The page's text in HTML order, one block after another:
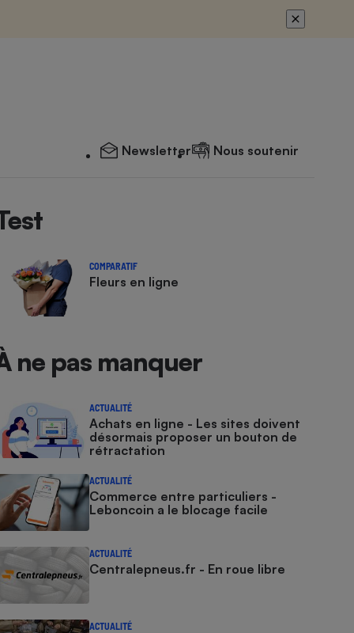
Newsletter Nous soutenir
COMPARATIF
Fleurs en ligne
ne pas manquer
ACTUALITÉ
Achats en ligne - Les sites doivent
désormais proposer un bouton de
rétractation
ACTUALITÉ
Commerce entre particuliers -
Leboncoin a le blocage facile
ACTUALITÉ
Centralepneus.fr - En roue libre
ACTUALITÉ